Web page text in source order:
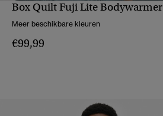
SNELLE WEERGAVE
Box Quilt Fuji Lite Bodywarmer
Meer beschikbare kleuren
€99,99